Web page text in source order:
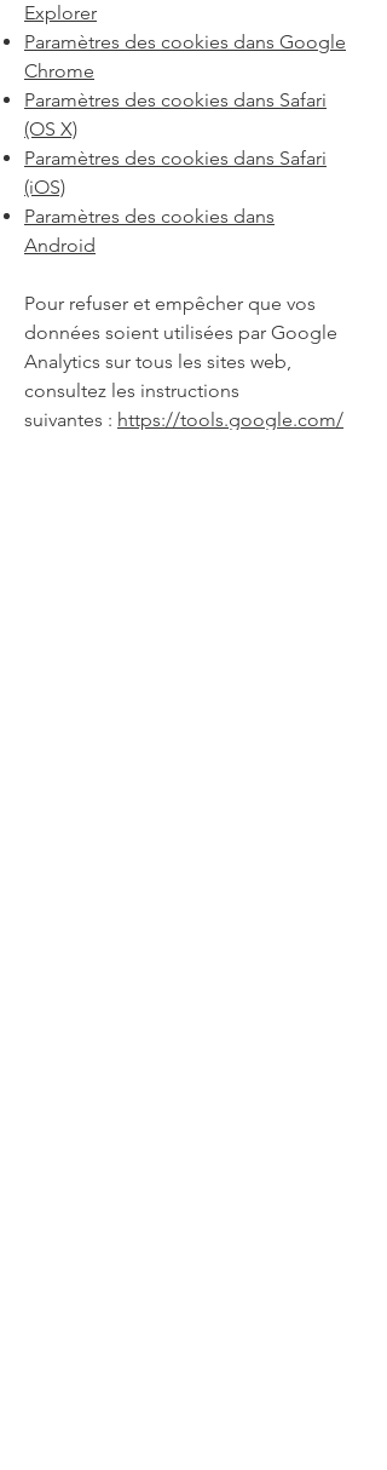
Explorer
Paramètres des cookies dans Google
Chrome
Paramètres des cookies dans Safari
(OS X)
Paramètres des cookies dans Safari
(iOS)
Paramètres des cookies dans
Android
Pour refuser et empêcher que vos
données soient utilisées par Google
Analytics sur tous les sites web,
consultez les instructions
suivantes : https://tools.google.com/